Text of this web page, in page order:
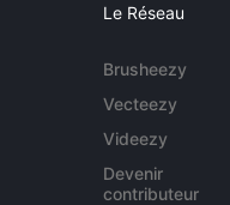
Le Réseau
Brusheezy
Vecteezy
Videezy
Devenir
contributeur